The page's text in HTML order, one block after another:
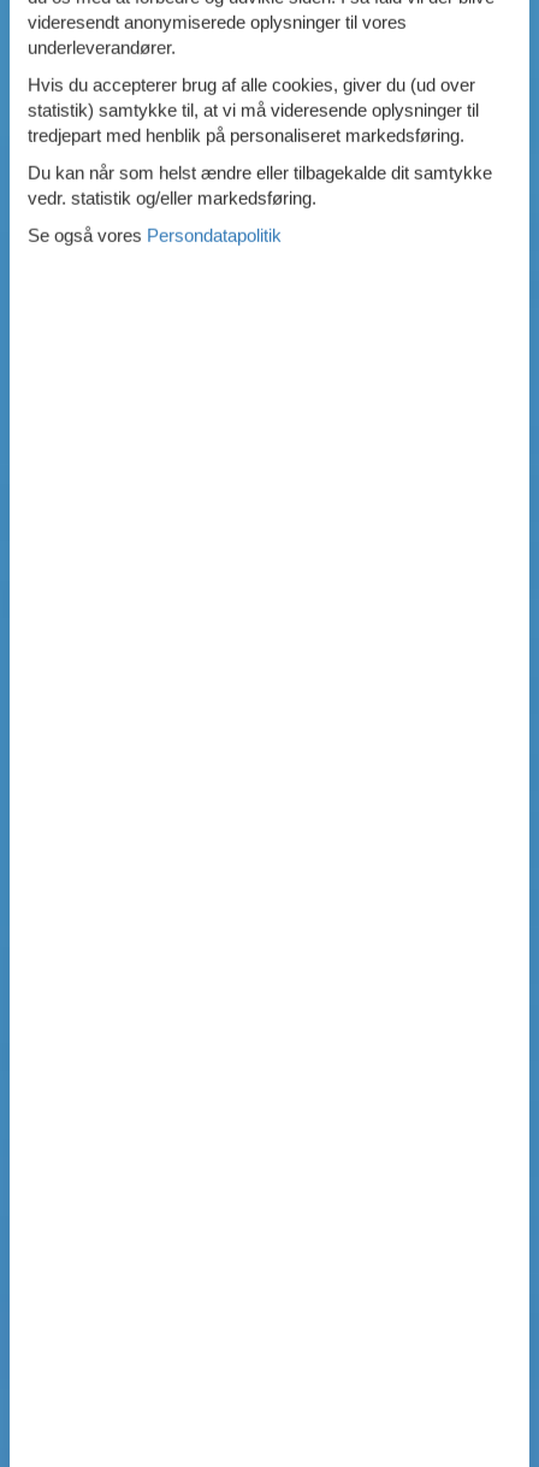
videresendt anonymiserede oplysninger til vores
underleverandører.
Hvis du accepterer brug af alle cookies, giver du (ud over
statistik) samtykke til, at vi må videresende oplysninger til
tredjepart med henblik på personaliseret markedsføring.
Du kan når som helst ændre eller tilbagekalde dit samtykke
vedr. statistik og/eller markedsføring.
Se også vores Persondatapolitik